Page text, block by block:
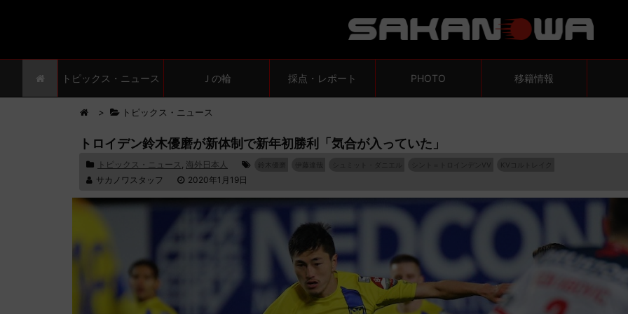
トピックス・ニュース Ｊの輪 採点・レポート PHOTO 移籍情報
> トピックス・ニュース
トロイデン鈴木優磨が新体制で新年初勝利「気合が入っていた」
トピックス・ニュース , 海外日本人 鈴木優磨 伊藤達哉
サカノワスタッフ 2020年1月19日